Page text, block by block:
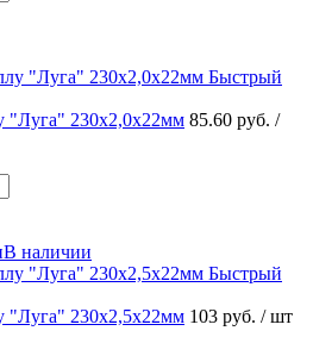
Быстрый
"Луга" 230х2,0х22мм 85.60 руб. /
В наличии
Быстрый
"Луга" 230х2,5х22мм 103 руб. / шт